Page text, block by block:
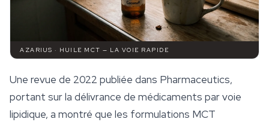
AZARIUS · HUILE MCT — LA VOIE RAPIDE
Une revue de 2022 publiée dans Pharmaceutics,
portant sur la délivrance de médicaments par voie
lipidique, a montré que les formulations MCT